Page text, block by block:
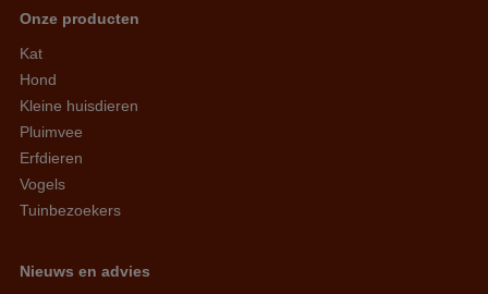
Onze producten
Kat
Hond
Kleine huisdieren
Pluimvee
Erfdieren
Vogels
Tuinbezoekers
Nieuws en advies